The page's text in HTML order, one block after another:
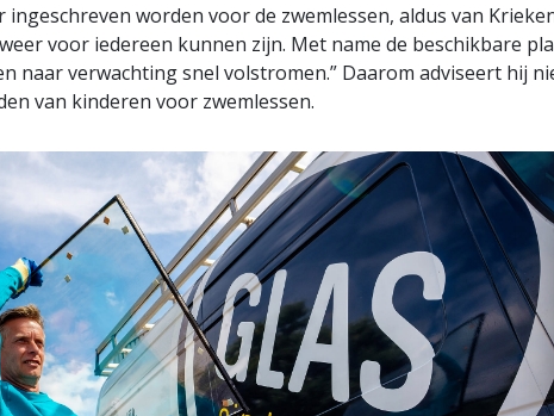
worden voor de zwemlessen, aldus van
voor iedereen kunnen zijn. Met name de beschikbare
naar verwachting snel volstromen.” Daarom adviseert hij
van kinderen voor zwemlessen.